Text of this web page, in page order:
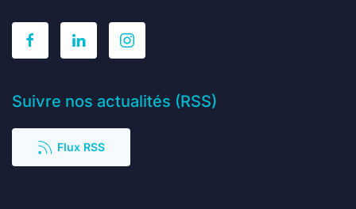
Suivre nos actualités (RSS)
Flux RSS